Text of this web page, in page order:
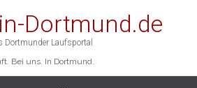
Dortmund.de
Dortmunder Laufsportal
Bei uns. In Dortmund.